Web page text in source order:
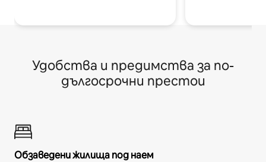
Удобства и предимства за по-
дългосрочни престои
Обзаведени жилища под наем